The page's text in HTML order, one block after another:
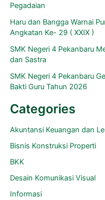
Pegadaian
Haru dan Bangga Warnai
Angkatan Ke- 29 ( XXIX )
SMK Negeri 4 Pekanbaru
dan Sastra
SMK Negeri 4 Pekanbaru
Bakti Guru Tahun 2026
Categories
Akuntansi Keuangan dan
Bisnis Konstruksi Properti
BKK
Desain Komunikasi Visual
Informasi